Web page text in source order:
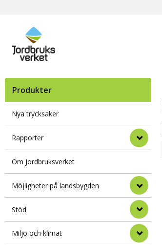
Produkter
Nya trycksaker
Rapporter
Om Jordbruksverket
Möjligheter på landsbygden
Stöd
Miljö och klimat